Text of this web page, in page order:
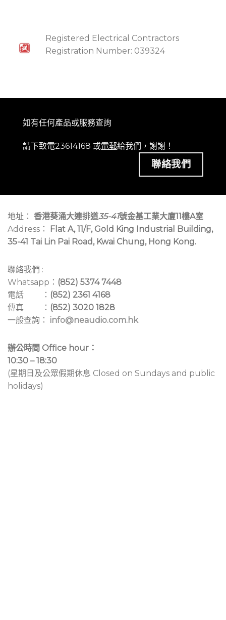
Registered Electrical Contractors
Registration Number: 039324
如有任何產品或服務查詢
請下致電23614168 或電郵給我們，謝謝！
聯絡我們
地址： 香港葵涌大連排道35-41號金基工業大廈11樓A室
Address：
Flat A, 11/F, Gold King Industrial Building,
35-41 Tai Lin Pai Road, Kwai Chung, Hong Kong.
聯絡我們 :
Whatsapp： (852) 5374 7448
電話 ： (852) 2361 4168
傳真 ： (852) 3020 1828
一般查詢： info@neaudio.com.hk
辦公時間 Office hour：
10:30 – 18:30
(星期日及公眾假期休息 Closed on Sundays and public
holidays)